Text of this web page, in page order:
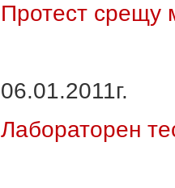
Протест срещу
06.01.2011г.
Лабораторен